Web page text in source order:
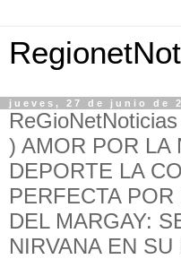
jueves, 27 de junio de
) AMOR POR LA
DEPORTE LA
PERFECTA
DEL MARGAY:
NIRVANA EN